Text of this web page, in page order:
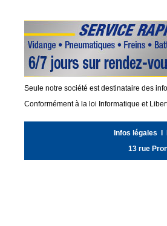
Seule notre société est destinataire des
Conformément à la loi Informatique et
Infos légales
13 rue